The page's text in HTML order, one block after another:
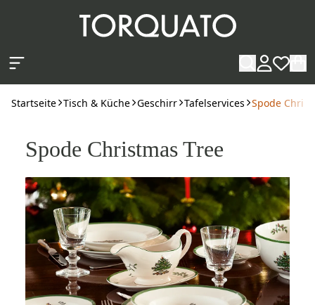
Startseite Tisch & Küche Geschirr Tafelservices Spode
Spode Christmas Tree